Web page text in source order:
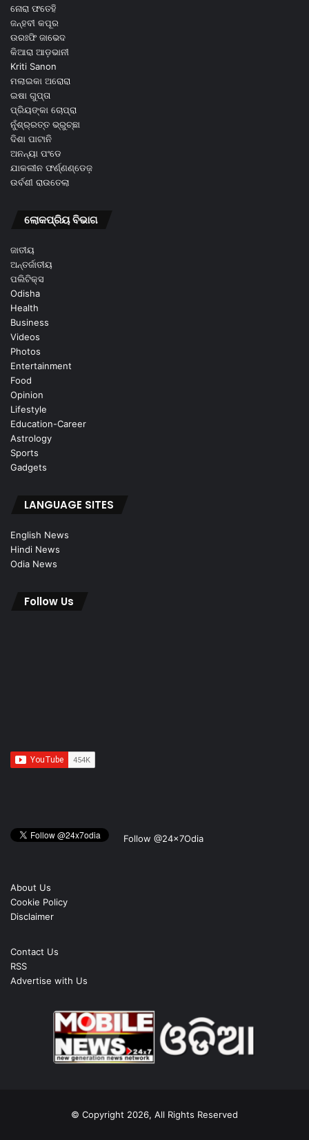
ନୋରା ଫତେହି
ଜନ୍ହବୀ କପୂର
ଉରଃଫି ଜାଭେଦ
କିଆରା ଆଡ଼ଭାନୀ
Kriti Sanon
ମଲାଇକା ଅରୋରା
ଇଷା ଗୁପ୍ତା
ପ୍ରିୟଙ୍କା ଚୋପ୍ରା
ନୁଁଶ୍ର୍ରତ୍ତ ଭ୍ରୁଚ୍ଛା
ଦିଶା ପାଟାନି
ଅନନ୍ୟା ପଂଡେ
ଯାକଲୀନ ଫର୍ଣ୍ଣଣ୍ଡେଜ଼
ଉର୍ବଶୀ ରାଉତେଲା
ଲୋକପ୍ରିୟ ବିଭାଗ
ଜାତୀୟ
ଅନ୍ତର୍ଜାତୀୟ
ପଲିଟିକ୍ସ
Odisha
Health
Business
Videos
Photos
Entertainment
Food
Opinion
Lifestyle
Education-Career
Astrology
Sports
Gadgets
LANGUAGE SITES
English News
Hindi News
Odia News
Follow Us
Follow @24x7Odia
About Us
Cookie Policy
Disclaimer
Contact Us
RSS
Advertise with Us
© Copyright 2026, All Rights Reserved